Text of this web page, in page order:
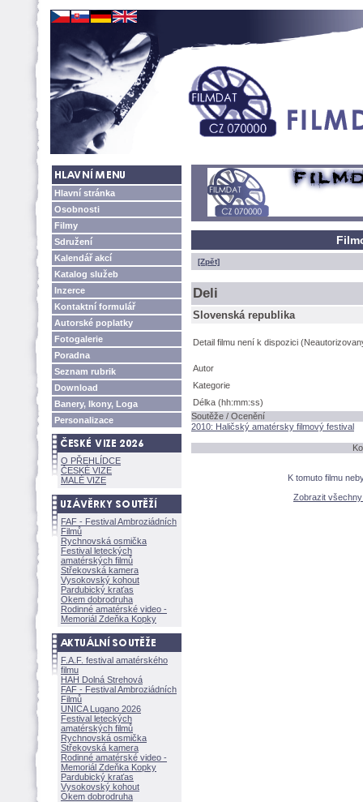
Hlavní stránka
Osobnosti
Filmy
Sdružení
Kalendář akcí
Katalog služeb
Inzerce
Kontaktní formulář
Autorské poplatky
Fotogalerie
Poradna
Seznam rubrik
Download
Banery, Ikony, Loga
Personalizace
O PŘEHLÍDCE
ČESKÉ VIZE
MALÉ VIZE
FAF - Festival Ambroziádních
Filmů
Rychnovská osmička
Festival leteckých
amatérských filmů
Střekovská kamera
Vysokovský kohout
Pardubický kraťas
Okem dobrodruha
Rodinné amatérské video -
Memoriál Zdeňka Kopky
F.A.F. festival amatérského
filmu
HAH Dolná Strehov
FAF - Festival Ambroziádních
Filmů
UNICA Lugano 2026
Festival leteckých
amatérských filmů
Rychnovská osmička
Střekovská kamera
Rodinné amatérské video -
Memoriál Zdeňka Kopky
Pardubický kraťas
Vysokovský kohout
Okem dobrodruha
[Zpět]
Deli
Slovenská republika
Detail filmu není k dispozici
Autor
Kategorie
Délka (hh:mm:ss)
Soutěže / Ocenění
2010: Haličský amatérsky filmový festival
K tomuto filmu
Zobrazit